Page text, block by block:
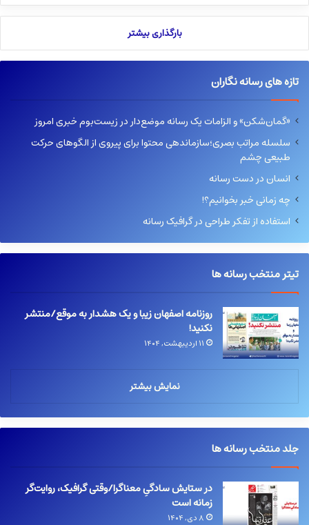
بارگذاری بیشتر
تازه های رسانه نگاران
«گمان‌شکن» و الزامات یک رسانه موضع‌دار در زیست‌بوم خبری امروز
سلسله مراتب بصری؛سازماندهی محتوا برای پیروی از الگوهای حرکت
طبیعی چشم
انسان در دست رسانه
چه زمانی خبر بخوانیم؟!
استفاده از تفکر طراحی در گرافیک رسانه
تیتر منتخب رسانه ها
روزنامه اصفهان زیبا و یک هشدار به موقع/منتشر
نکنید!
۱۱ اردیبهشت, ۱۴۰۴
نمایش بیشتر
جلد منتخب رسانه ها
در ستایش سادگیِ معناگرا/وقتی گرافیک، روایت‌گر
زمانه است
۸ دی, ۱۴۰۴